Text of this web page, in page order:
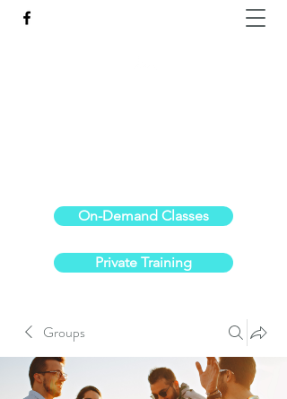
Private Training
On-Demand Classes
Groups